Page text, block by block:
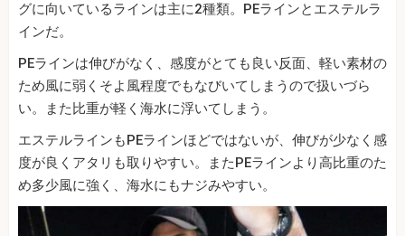
グに向いているラインは主に2種類。PEラインとエステルラ
インだ。
PEラインは伸びがなく、感度がとても良い反面、軽い素材の
ため風に弱くそよ風程度でもなびいてしまうので扱いづら
い。また比重が軽く海水に浮いてしまう。
エステルラインもPEラインほどではないが、伸びが少なく感
度が良くアタリも取りやすい。またPEラインより高比重のた
め多少風に強く、海水にもナジみやすい。